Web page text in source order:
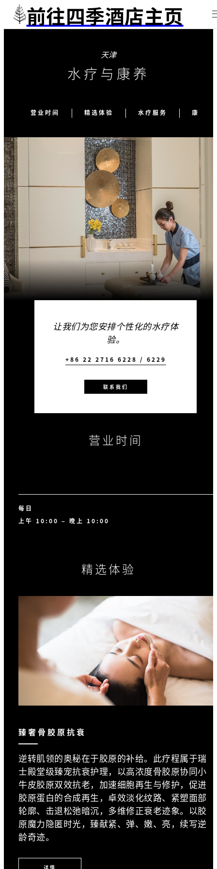
前往四季酒店主页
天津
水疗与康养
营业时间 精选体验 水疗服务 康养服
让我们为您安排个性化的水疗体
验。
+86 22 2716 6228 / 6229
联系我们
营业时间
每日
上午 10:00 – 晚上 10:00
精选体验
臻奢骨胶原抗衰
逆转肌领的奥秘在于胶原的补给。此疗程属于瑞
士殿堂级臻宠抗衰护理，以高浓度骨胶原协同小
牛皮胶原双效抗老，加速细胞再生与修护，促进
胶原蛋白的合成再生，卓效淡化纹路、紧塑面部
轮廓、击退松弛暗沉，多维修正衰老迹象。以胶
原魔力隐匿时光，臻献紧、弹、嫩、亮，续写逆
龄奇迹。
详情